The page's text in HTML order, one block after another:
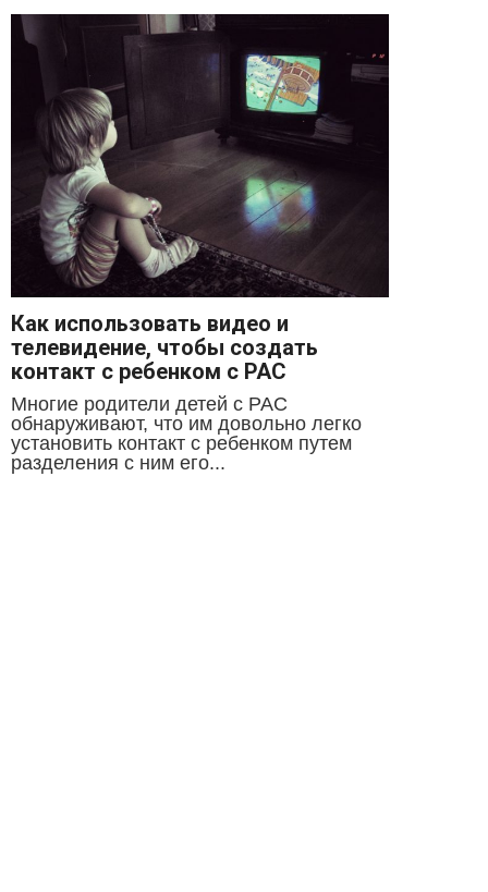
Как использовать видео и
телевидение, чтобы создать
контакт с ребенком с РАС
Многие родители детей с РАС
обнаруживают, что им довольно легко
установить контакт с ребенком путем
разделения с ним его...